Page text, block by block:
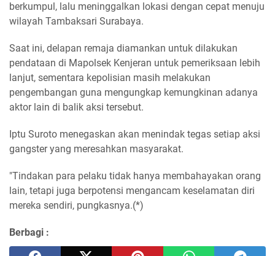
berkumpul, lalu meninggalkan lokasi dengan cepat menuju
wilayah Tambaksari Surabaya.
Saat ini, delapan remaja diamankan untuk dilakukan
pendataan di Mapolsek Kenjeran untuk pemeriksaan lebih
lanjut, sementara kepolisian masih melakukan
pengembangan guna mengungkap kemungkinan adanya
aktor lain di balik aksi tersebut.
Iptu Suroto menegaskan akan menindak tegas setiap aksi
gangster yang meresahkan masyarakat.
"Tindakan para pelaku tidak hanya membahayakan orang
lain, tetapi juga berpotensi mengancam keselamatan diri
mereka sendiri, pungkasnya.(*)
Berbagi :